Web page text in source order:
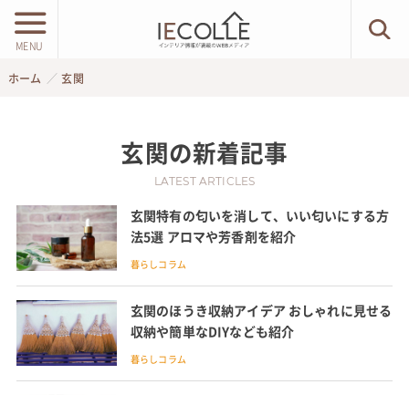
MENU
ホーム 玄関
玄関の新着記事
LATEST ARTICLES
玄関特有の匂いを消して、いい匂いにする方
法5選 アロマや芳香剤を紹介
暮らしコラム
玄関のほうき収納アイデア おしゃれに見せる
収納や簡単なDIYなども紹介
暮らしコラム